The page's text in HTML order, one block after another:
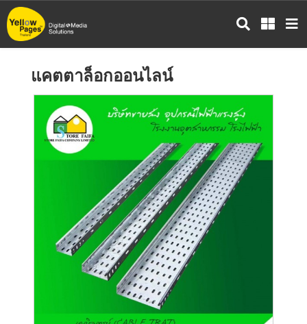
ข้าม
ไป
แคตตาล็อกออนไลน์